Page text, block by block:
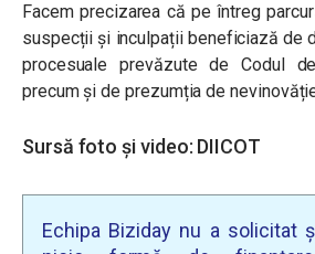
Facem precizarea că pe întreg
suspecții și inculpații beneficiază de
procesuale prevăzute de Codul
precum și de prezumția de
Sursă foto și video: DIICOT
Echipa Biziday nu a solicitat